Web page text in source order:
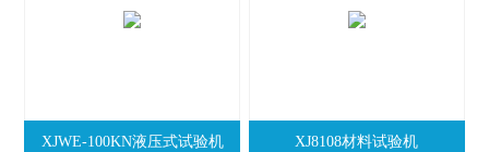
XJWE-100KN液压式试验机 XJ8108材料试验机